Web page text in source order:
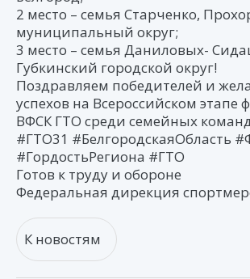
2 место – семья Старченко,
муниципальный округ;
3 место – семья Даниловых-
Губкинский городской округ!
Поздравляем победителей и
успехов на Всероссийском этапе
ВФСК ГТО среди семейных
#ГТО31 #БелгородскаяОбласть
#ГордостьРегиона #ГТО
Готов к труду и обороне
Федеральная дирекция
К новостям